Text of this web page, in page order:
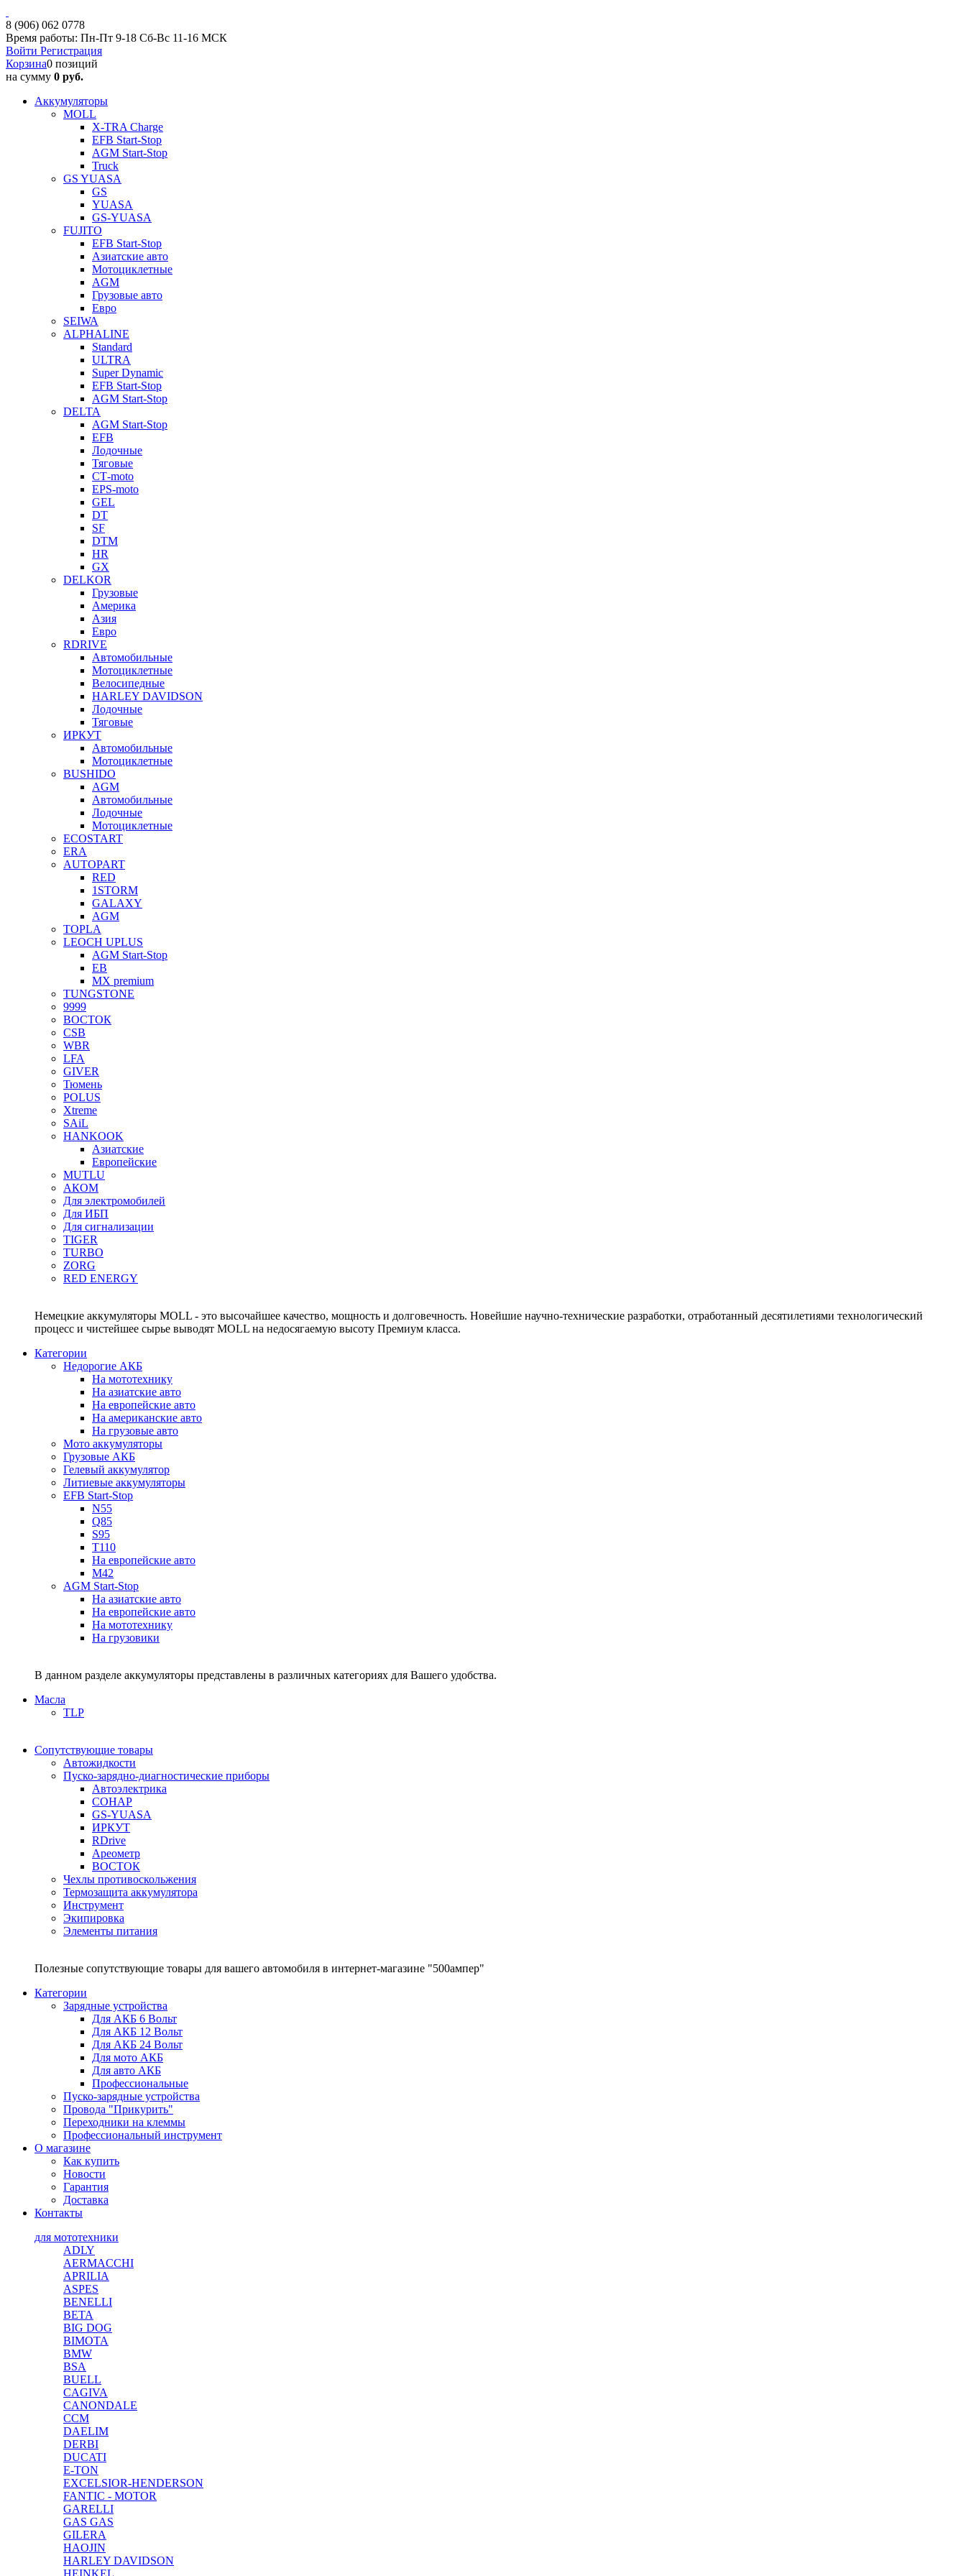
8 (906) 062 0778
Время работы: Пн-Пт 9-18 Сб-Вс 11-16 МСК
Войти Регистрация
Корзина0 позиций
на сумму 0 руб.
Аккумуляторы
MOLL
X-TRA Charge
EFB Start-Stop
AGM Start-Stop
Truck
GS YUASA
GS
YUASA
GS-YUASA
FUJITO
EFB Start-Stop
Азиатские авто
Мотоциклетные
AGM
Грузовые авто
Евро
SEIWA
ALPHALINE
Standard
ULTRA
Super Dynamic
EFB Start-Stop
AGM Start-Stop
DELTA
AGM Start-Stop
EFB
Лодочные
Тяговые
СТ-moto
EPS-moto
GEL
DT
SF
DTM
HR
GX
DELKOR
Грузовые
Америка
Азия
Евро
RDRIVE
Автомобильные
Мотоциклетные
Велосипедные
HARLEY DAVIDSON
Лодочные
Тяговые
ИРКУТ
Автомобильные
Мотоциклетные
BUSHIDO
AGM
Автомобильные
Лодочные
Мотоциклетные
ECOSTART
ERA
AUTOPART
RED
1STORM
GALAXY
AGM
TOPLA
LEOCH UPLUS
AGM Start-Stop
EB
MX premium
TUNGSTONE
9999
ВОСТОК
CSB
WBR
LFA
GIVER
Тюмень
POLUS
Xtreme
SAiL
HANKOOK
Азиатские
Европейские
MUTLU
АКОМ
Для электромобилей
Для ИБП
Для сигнализации
TIGER
TURBO
ZORG
RED ENERGY
Немецкие аккумуляторы MOLL - это высочайшее качество, мощность и долговечность. Новейшие научно-технические разработки, отработанный десятилетиями технологический
процесс и чистейшее сырье выводят MOLL на недосягаемую высоту Премиум класса.
Категории
Недорогие АКБ
На мототехнику
На азиатские авто
На европейские авто
На американские авто
На грузовые авто
Мото аккумуляторы
Грузовые АКБ
Гелевый аккумулятор
Литиевые аккумуляторы
EFB Start-Stop
N55
Q85
S95
T110
На европейские авто
M42
AGM Start-Stop
На азиатские авто
На европейские авто
На мототехнику
На грузовики
В данном разделе аккумуляторы представлены в различных категориях для Вашего удобства.
Масла
TLP
Сопутствующие товары
Автожидкости
Пуско-зарядно-диагностические приборы
Автоэлектрика
СОНАР
GS-YUASA
ИРКУТ
RDrive
Ареометр
ВОСТОК
Чехлы противоскольжения
Термозащита аккумулятора
Инструмент
Экипировка
Элементы питания
Полезные сопутствующие товары для вашего автомобиля в интернет-магазине "500ампер"
Категории
Зарядные устройства
Для АКБ 6 Вольт
Для АКБ 12 Вольт
Для АКБ 24 Вольт
Для мото АКБ
Для авто АКБ
Профессиональные
Пуско-зарядные устройства
Провода "Прикурить"
Переходники на клеммы
Профессиональный инструмент
О магазине
Как купить
Новости
Гарантия
Доставка
Контакты
для мототехники
ADLY
AERMACCHI
APRILIA
ASPES
BENELLI
BETA
BIG DOG
BIMOTA
BMW
BSA
BUELL
CAGIVA
CANONDALE
CCM
DAELIM
DERBI
DUCATI
E-TON
EXCELSIOR-HENDERSON
FANTIC - MOTOR
GARELLI
GAS GAS
GILERA
HAOJIN
HARLEY DAVIDSON
HEINKEL